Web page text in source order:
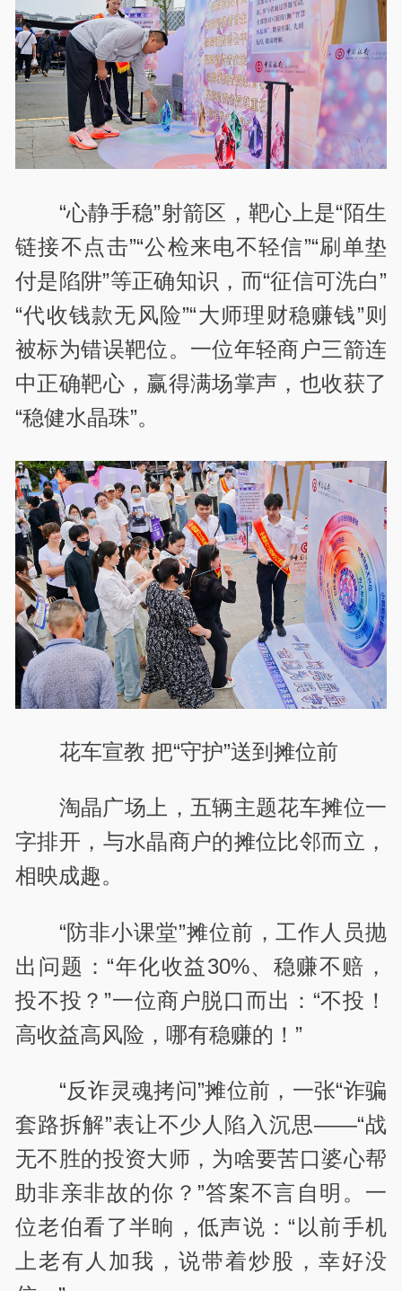
“心静手稳”射箭区，靶心上是“陌生
链接不点击”“公检来电不轻信”“刷单垫
付是陷阱”等正确知识，而“征信可洗白”
“代收钱款无风险”“大师理财稳赚钱”则
被标为错误靶位。一位年轻商户三箭连
中正确靶心，赢得满场掌声，也收获了
“稳健水晶珠”。
花车宣教 把“守护”送到摊位前
淘晶广场上，五辆主题花车摊位一
字排开，与水晶商户的摊位比邻而立，
相映成趣。
“防非小课堂”摊位前，工作人员抛
出问题：“年化收益30%、稳赚不赔，
投不投？”一位商户脱口而出：“不投！
高收益高风险，哪有稳赚的！”
“反诈灵魂拷问”摊位前，一张“诈骗
套路拆解”表让不少人陷入沉思——“战
无不胜的投资大师，为啥要苦口婆心帮
助非亲非故的你？”答案不言自明。一
位老伯看了半晌，低声说：“以前手机
上老有人加我，说带着炒股，幸好没